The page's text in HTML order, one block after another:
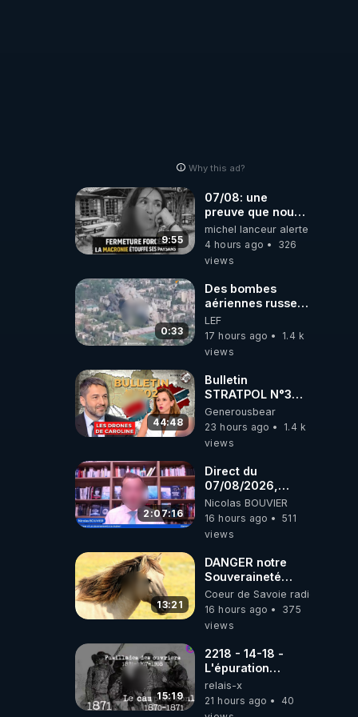
Why this ad?
9:55
07/08: une
preuve que nous
somme passé en
absurdie une
dictature qui veut
opposant !
michel lanceur alerte
4 hours ago
326
views
0:33
Des bombes
aériennes russes
anéantissent les
centres de
contrôle de
brigades
ukrainienne
LEF
17 hours ago
1.4 k
views
44:48
Bulletin
STRATPOL N°302.
Armée des
drones, MS-21 en
série, missiles
07.08.2026.
Generousbear
23 hours ago
1.4 k
views
2:07:16
Direct du
07/08/2026,
présenté par
Nicolas BOUVIER
Nicolas BOUVIER
16 hours ago
511
views
13:21
DANGER notre
Souveraineté
Alimentaire est
attaqué...
Coeur de Savoie radioweb TV
16 hours ago
375
views
15:19
2218 - 14-18 -
L'épuration
républicaine
organisée par les
frères de la
relais-x
21 hours ago
40